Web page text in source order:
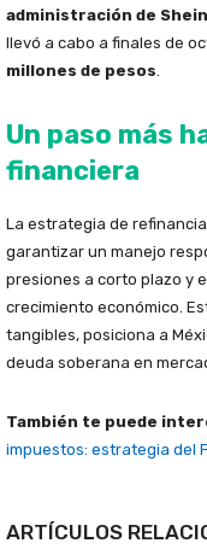
administración de
llevó a cabo a finales de
millones de pesos.
Un paso más
financiera
La estrategia de
garantizar un manejo
presiones a corto plazo y
crecimiento económico.
tangibles, posiciona a
deuda soberana en
También te puede
impuestos: estrategia del
ARTÍCULOS